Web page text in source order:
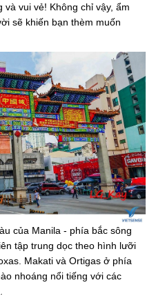
vui vẻ! Không chỉ vậy, ẩm
sẽ khiến bạn thèm muốn
của Manila - phía bắc sông
tập trung dọc theo hình lưỡi
Makati và Ortigas ở phía
nhoáng nổi tiếng với các